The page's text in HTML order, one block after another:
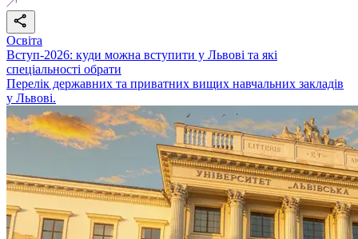
Освіта
Вступ-2026: куди можна вступити у Львові та які
спеціальності обрати
Перелік державних та приватних вищих навчальних закладів
у Львові.